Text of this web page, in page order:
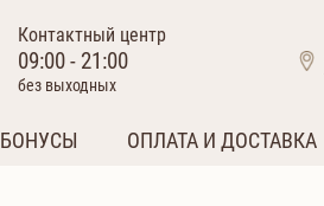
Контактный центр
09:00 - 21:00
без выходных
БОНУСЫ ОПЛАТА И ДОСТАВКА